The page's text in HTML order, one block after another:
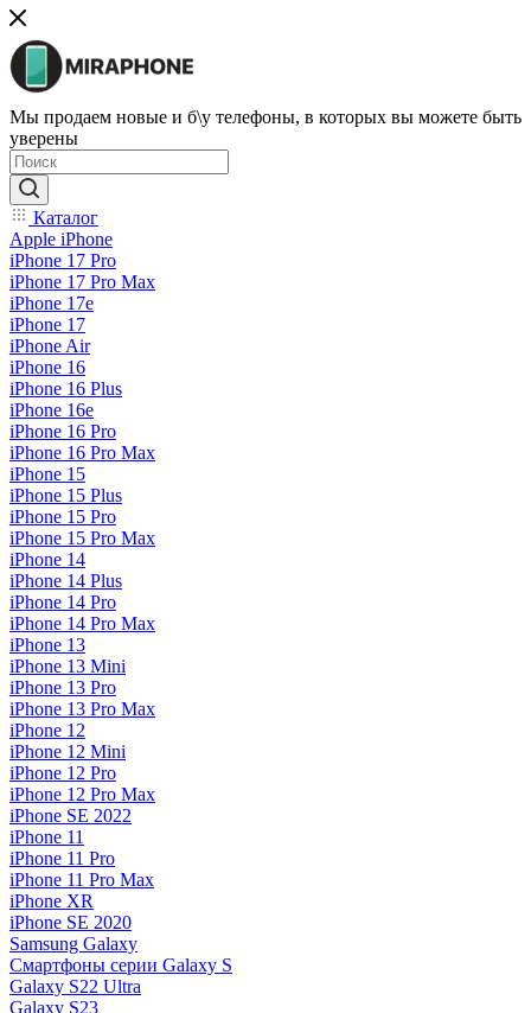
Мы продаем новые и б\у телефоны, в которых вы можете быть
уверены
Каталог
Apple iPhone
iPhone 17 Pro
iPhone 17 Pro Max
iPhone 17e
iPhone 17
iPhone Air
iPhone 16
iPhone 16 Plus
iPhone 16e
iPhone 16 Pro
iPhone 16 Pro Max
iPhone 15
iPhone 15 Plus
iPhone 15 Pro
iPhone 15 Pro Max
iPhone 14
iPhone 14 Plus
iPhone 14 Pro
iPhone 14 Pro Max
iPhone 13
iPhone 13 Mini
iPhone 13 Pro
iPhone 13 Pro Max
iPhone 12
iPhone 12 Mini
iPhone 12 Pro
iPhone 12 Pro Max
iPhone SE 2022
iPhone 11
iPhone 11 Pro
iPhone 11 Pro Max
iPhone XR
iPhone SE 2020
Samsung Galaxy
Смартфоны серии Galaxy S
Galaxy S22 Ultra
Galaxy S23